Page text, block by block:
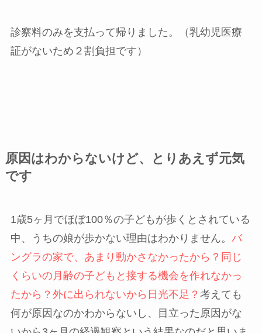
診察料のみを支払って帰りました。（乳幼児医療
証がないため２割負担です）
原因はわからないけど、とりあえず元気
です
1歳5ヶ月でほぼ100％の子どもが歩くとされている
中、うちの娘が歩かない理由はわかりません。 バ
ングラの家で、あまり動かさなかったから？同じ
くらいの月齢の子どもと接する機会を作れなかっ
たから？外に出られないから日光不足？ 考えても
何が原因なのかわからないし、目立った原因がな